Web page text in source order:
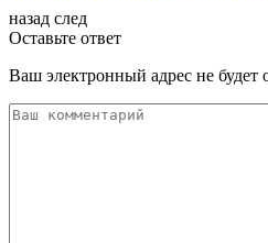
назад след
Оставьте ответ
Ваш электронный адрес не будет